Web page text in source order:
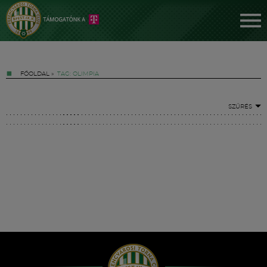
FŐOLDAL » TAG: OLIMPIA
SZŰRÉS
Hírek